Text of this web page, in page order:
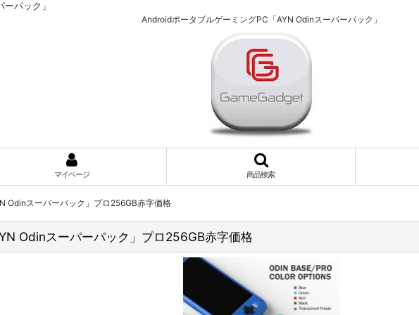
パック」
AndroidポータブルゲーミングPC「AYN Odinスーパーパック」
マイページ 商品検索
Odinスーパーパック」プロ256GB赤字価格
Odinスーパーパック」プロ256GB赤字価格